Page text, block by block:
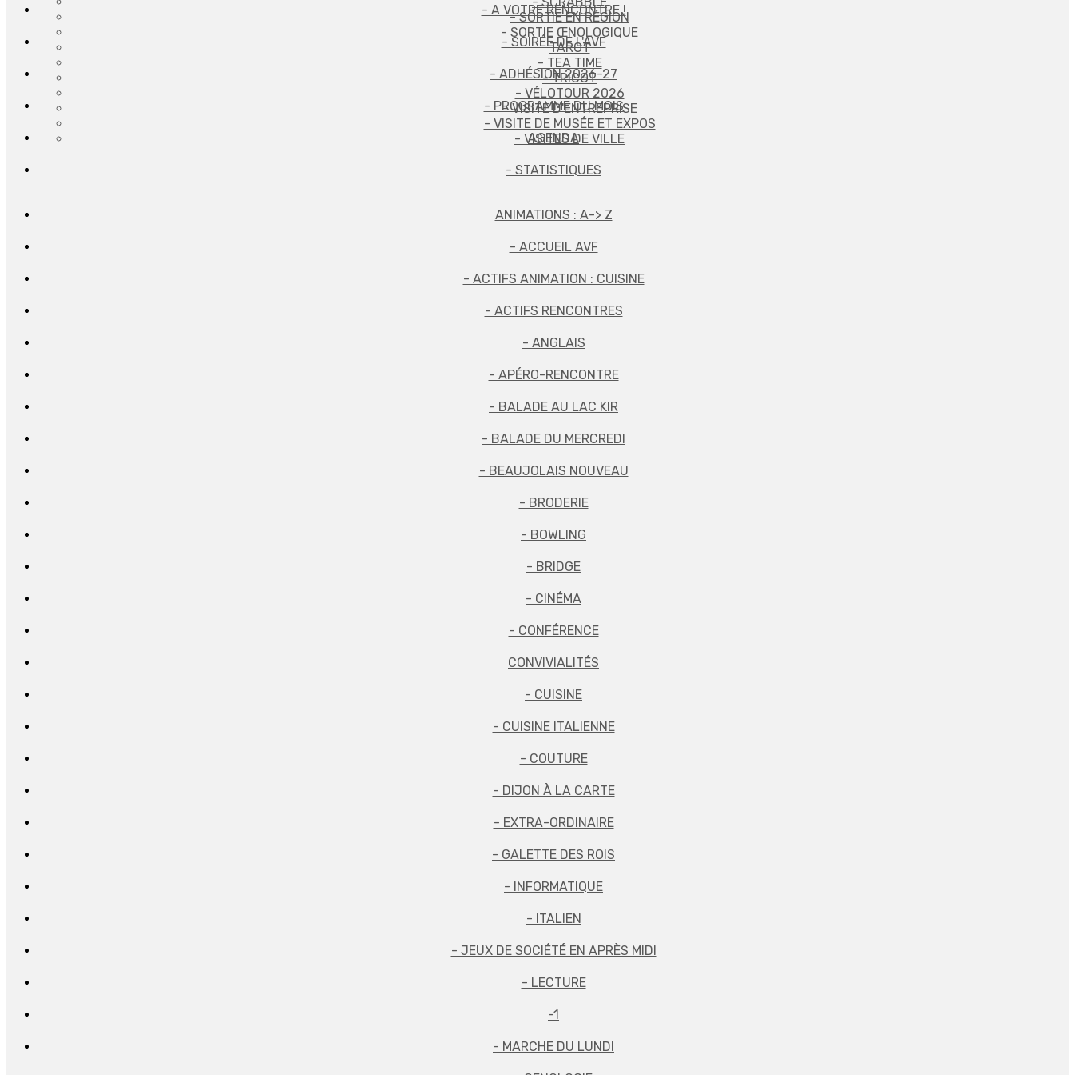
- SORTIE EN RÉGION
- SORTIE ŒNOLOGIQUE
TAROT
- TEA TIME
- TRICOT
- VÉLOTOUR 2026
- VISITE D'ENTREPRISE
- VISITE DE MUSÉE ET EXPOS
- VISITES DE VILLE
- A VOTRE RENCONTRE !
- SOIRÉE DE L'AVF
- ADHÉSION 2026-27
- PROGRAMME DU MOIS
AGENDA
- STATISTIQUES
ANIMATIONS : A-> Z
- ACCUEIL AVF
- ACTIFS ANIMATION : CUISINE
- ACTIFS RENCONTRES
- ANGLAIS
- APÉRO-RENCONTRE
- BALADE AU LAC KIR
- BALADE DU MERCREDI
- BEAUJOLAIS NOUVEAU
- BRODERIE
- BOWLING
- BRIDGE
- CINÉMA
- CONFÉRENCE
CONVIVIALITÉS
- CUISINE
- CUISINE ITALIENNE
- COUTURE
- DIJON À LA CARTE
- EXTRA-ORDINAIRE
- GALETTE DES ROIS
- INFORMATIQUE
- ITALIEN
- JEUX DE SOCIÉTÉ EN APRÈS MIDI
- LECTURE
-1
- MARCHE DU LUNDI